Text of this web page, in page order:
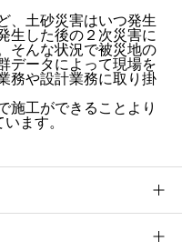
、土砂災害はいつ発生
生した後の２次災害に
そんな状況で被災地の
データによって現場を
務や設計業務に取り掛
施工ができることより
ます。